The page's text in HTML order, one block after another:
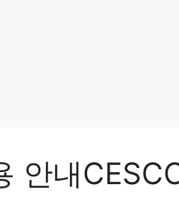
안내